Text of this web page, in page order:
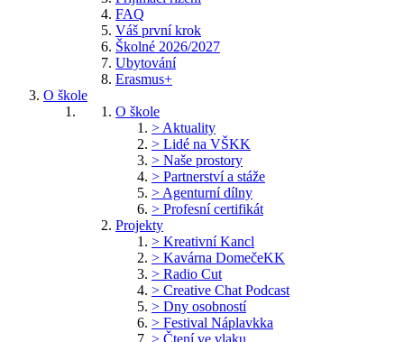
FAQ
Váš první krok
Školné 2026/2027
Ubytování
Erasmus+
O škole
O škole
> Aktuality
> Lidé na VŠKK
> Naše prostory
> Partnerství a stáže
> Agenturní dílny
> Profesní certifikát
Projekty
> Kreativní Kancl
> Kavárna DomečeKK
> Radio Cut
> Creative Chat Podcast
> Dny osobností
> Festival Náplavkka